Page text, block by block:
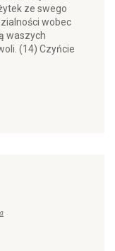
ze swego
wobec
waszych
(14) Czyńcie